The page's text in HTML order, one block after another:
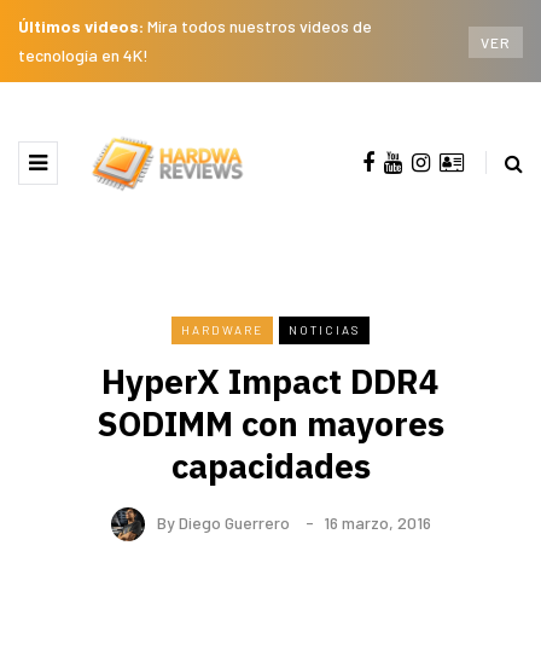
Últimos videos: Mira todos nuestros videos de
tecnología en 4K!
VER
HARDWARE NOTICIAS
HyperX Impact DDR4
SODIMM con mayores
capacidades
ByDiego Guerrero 16 marzo, 2016